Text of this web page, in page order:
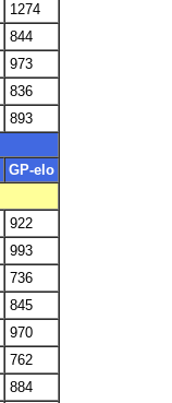
1274
844
973
836
893
GP-elo
922
993
736
845
970
762
884